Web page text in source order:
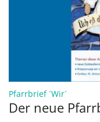
Pfarrbrief `Wir´:
Der neue